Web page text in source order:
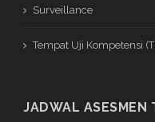
Surveillance
Tempat Uji Kompetensi
JADWAL ASESMEN